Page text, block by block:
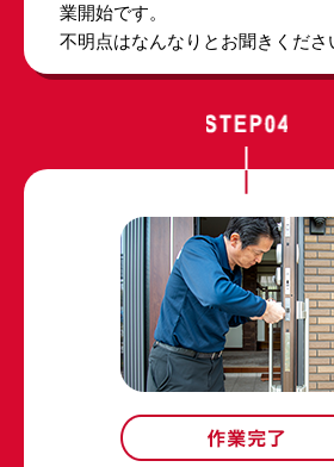
業開始です。
不明点はなんなりとお聞きくださ